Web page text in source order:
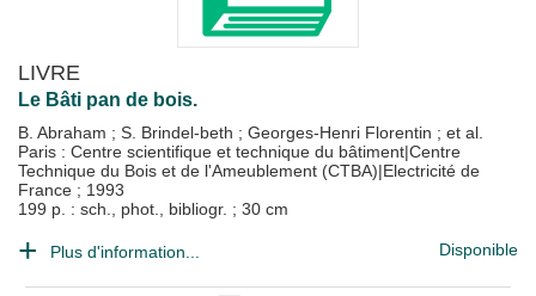
LIVRE
Le Bâti pan de bois.
B. Abraham ; S. Brindel-beth ; Georges-Henri Florentin ; et al.
Paris : Centre scientifique et technique du bâtiment|Centre
Technique du Bois et de l'Ameublement (CTBA)|Electricité de
France ; 1993
199 p. : sch., phot., bibliogr. ; 30 cm
Plus d'information... Disponible